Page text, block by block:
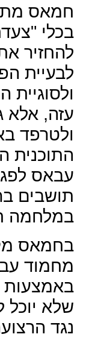
חמאס
בכלי
להחזיר
לבעיית
ולסוגיית
עזה, אלא
ולטרפד
התוכנית
תושבים
במלחמה
בחמאס
מחמוד
באמצעות
שלא יוכל
נגד